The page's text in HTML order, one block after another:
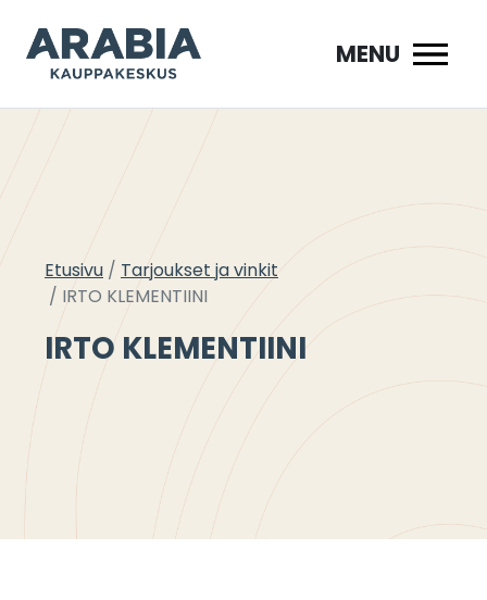
sisältöön
MENU
Etusivu
Tarjoukset ja vinkit
IRTO KLEMENTIINI
IRTO KLEMENTIINI